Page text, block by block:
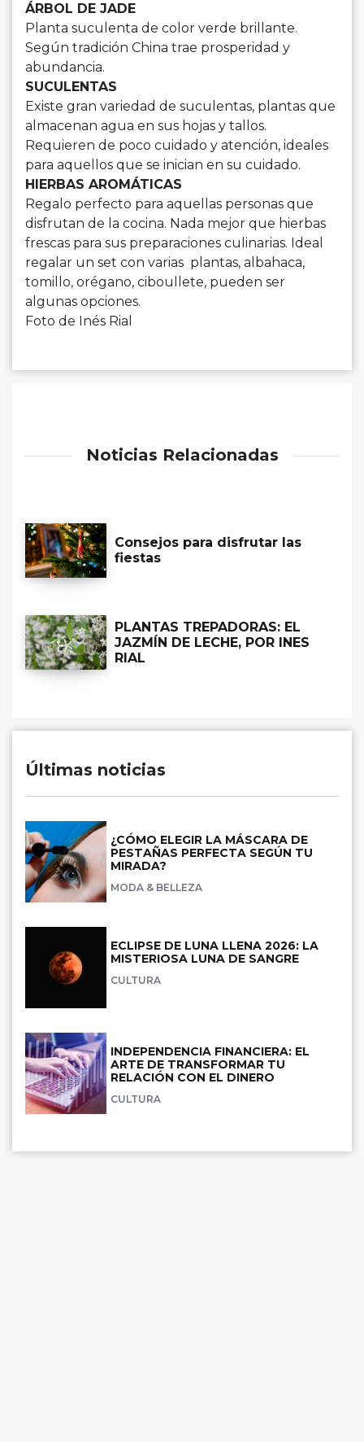
ÁRBOL DE JADE
Planta suculenta de color verde brillante.
Según tradición China trae prosperidad y
abundancia.
SUCULENTAS
Existe gran variedad de suculentas, plantas que
almacenan agua en sus hojas y tallos.
Requieren de poco cuidado y atención, ideales
para aquellos que se inician en su cuidado.
HIERBAS AROMÁTICAS
Regalo perfecto para aquellas personas que
disfrutan de la cocina. Nada mejor que hierbas
frescas para sus preparaciones culinarias. Ideal
regalar un set con varias plantas, albahaca,
tomillo, orégano, ciboullete, pueden ser
algunas opciones.
Foto de Inés Rial
Noticias Relacionadas
Consejos para disfrutar las
fiestas
PLANTAS TREPADORAS: EL
JAZMÍN DE LECHE, POR INES
RIAL
Últimas noticias
¿CÓMO ELEGIR LA MÁSCARA DE
PESTAÑAS PERFECTA SEGÚN TU
MIRADA?
MODA & BELLEZA
ECLIPSE DE LUNA LLENA 2026: LA
MISTERIOSA LUNA DE SANGRE
CULTURA
INDEPENDENCIA FINANCIERA: EL
ARTE DE TRANSFORMAR TU
RELACIÓN CON EL DINERO
CULTURA